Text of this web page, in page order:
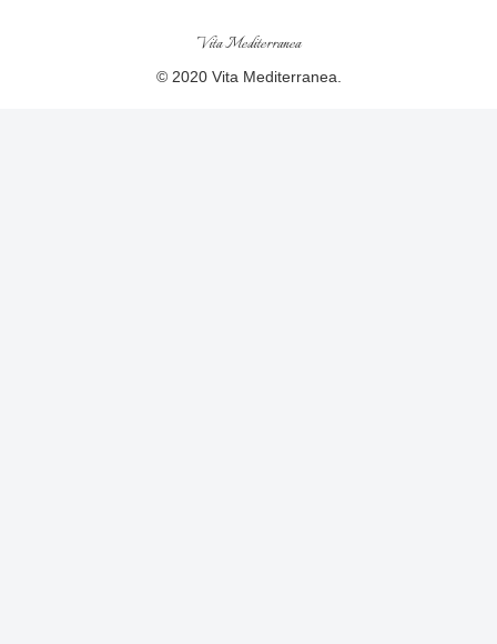
Vita Mediterranea
© 2020 Vita Mediterranea.